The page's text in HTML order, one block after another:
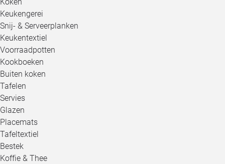
Keukengerei
Snij- & Serveerplanken
Keukentextiel
Voorraadpotten
Kookboeken
Buiten koken
Tafelen
Servies
Glazen
Placemats
Tafeltextiel
Bestek
Koffie & Thee